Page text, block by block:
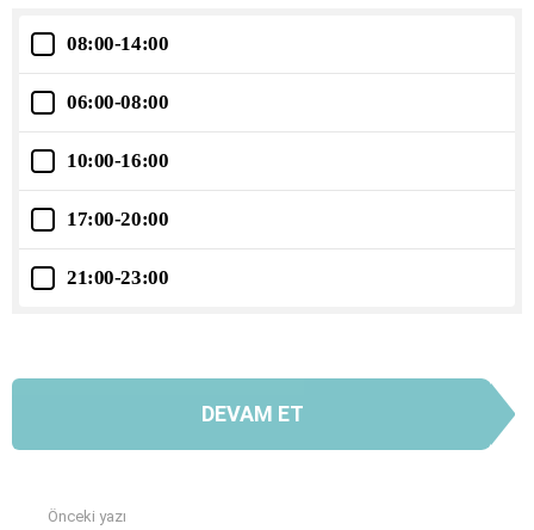
08:00-14:00
06:00-08:00
10:00-16:00
17:00-20:00
21:00-23:00
DEVAM ET
Önceki yazı